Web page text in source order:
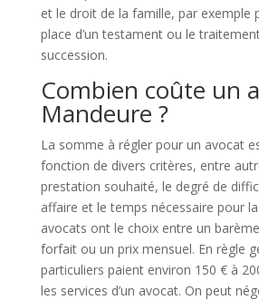
et le droit de la famille, par exemple
place d’un testament ou le traitement
succession.
Combien coûte un
Mandeure ?
La somme à régler pour un avocat
fonction de divers critères, entre
prestation souhaité, le degré de
affaire et le temps nécessaire pour
avocats ont le choix entre un
forfait ou un prix mensuel. En règle
particuliers paient environ 150 € à
les services d’un avocat. On peut